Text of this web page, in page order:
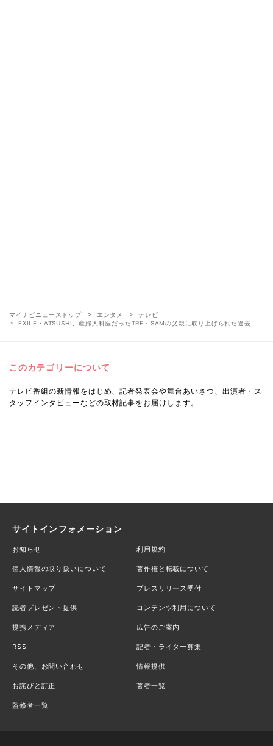
マイナビニューストップ エンタメ
テレビ
EXILE・ATSUSHI、産婦人科医だったTRF・SAMの父親に取り上げられた過去
このカテゴリーについて
テレビ番組の新情報をはじめ、記者発表会や舞台あいさつ、出演者・ス
タッフインタビューなどの取材記事をお届けします。
サイトインフォメーション
お知らせ 利用規約
個人情報の取り扱いについて 著作権と転載について
サイトマップ プレスリリース受付
読者プレゼント提供 コンテンツ利用について
提携メディア 広告のご案内
RSS 記者・ライター募集
その他、お問い合わせ 情報提供
お詫びと訂正 著者一覧
監修者一覧